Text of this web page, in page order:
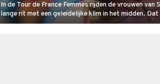
In de Tour de France Femmes rijden de vrouwen
lange rit met een geleidelijke klim in het midden.
dat is de temperatuur. Het kan in Nice namelijk